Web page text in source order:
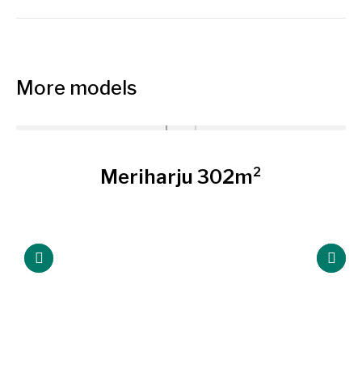
More models
Meriharju 302m²